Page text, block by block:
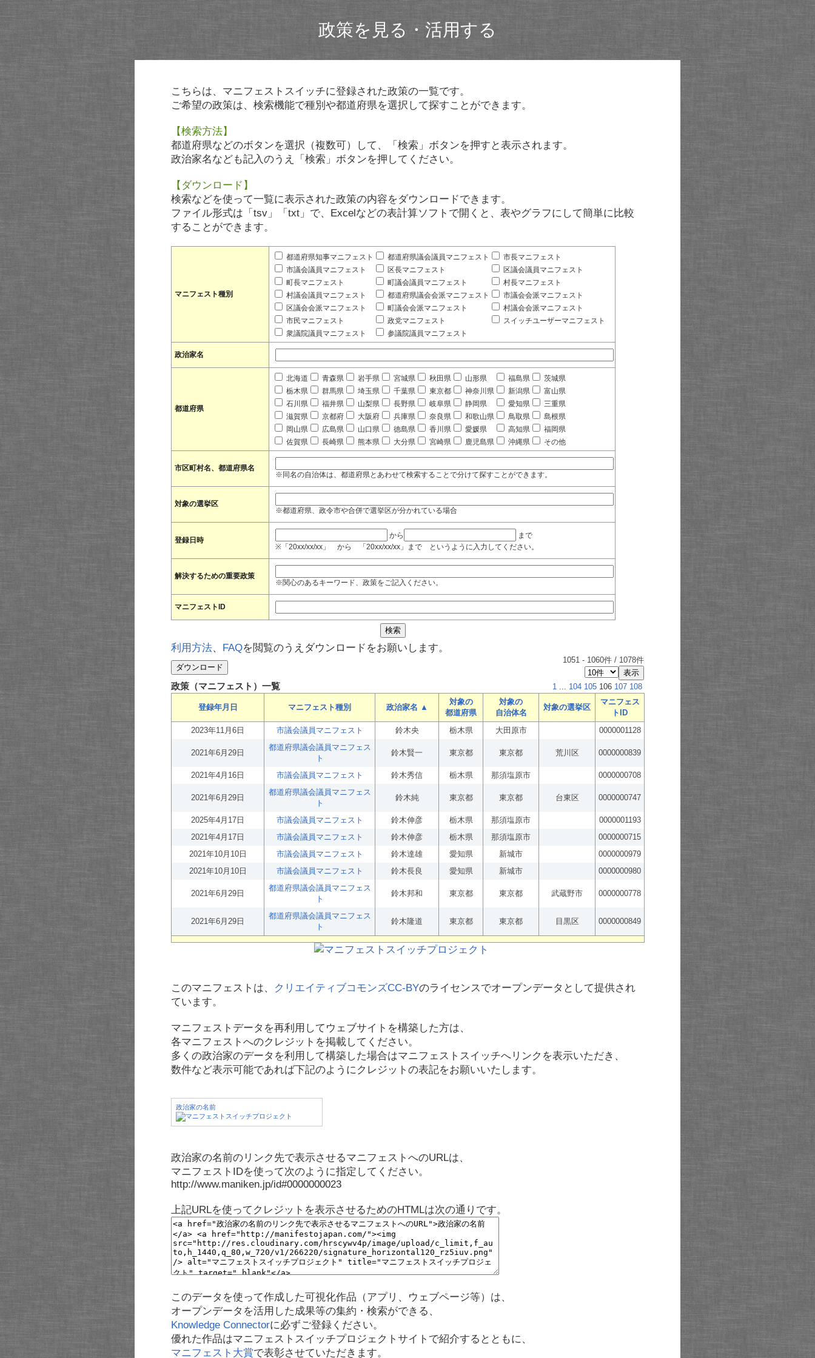
政策を見る・活用する
こちらは、マニフェストスイッチに登録された政策の一覧です。
ご希望の政策は、検索機能で種別や都道府県を選択して探すことができます。
【検索方法】
都道府県などのボタンを選択（複数可）して、「検索」ボタンを押すと表示されます。
政治家名なども記入のうえ「検索」ボタンを押してください。
【ダウンロード】
検索などを使って一覧に表示された政策の内容をダウンロードできます。
ファイル形式は「tsv」「txt」で、Excelなどの表計算ソフトで開くと、表やグラフにして簡単に比較
することができます。
マニフェスト種別
都道府県知事マニフェスト 都道府県議会議員マニフェスト
市長マニフェスト
市議会議員マニフェスト
区長マニフェスト
区議会議員マニフェスト
町長マニフェスト
町議会議員マニフェスト
村長マニフェスト
村議会議員マニフェスト
都道府県議会会派マニフェスト
市議会会派マニフェスト
区議会会派マニフェスト
町議会会派マニフェスト
村議会会派マニフェスト
市民マニフェスト
政党マニフェスト
スイッチユーザーマニフェスト
衆議院議員マニフェスト
参議院議員マニフェスト
政治家名
都道府県
北海道 青森県 岩手県 宮城県 秋田県 山形県 福島県
茨城県
栃木県
群馬県 埼玉県 千葉県 東京都 神奈川県 新潟県
富山県
石川県
福井県 山梨県 長野県 岐阜県 静岡県 愛知県
三重県
滋賀県
京都府 大阪府 兵庫県 奈良県 和歌山県 鳥取県
島根県
岡山県
広島県 山口県 徳島県 香川県 愛媛県 高知県
福岡県
佐賀県
長崎県 熊本県 大分県 宮崎県 鹿児島県 沖縄県 その他
市区町村名、都道府県名
※同名の自治体は、都道府県とあわせて検索することで分けて探すことができます。
対象の選挙区
※都道府県、政令市や合併で選挙区が分かれている場合
登録日時
から
まで
※「20xx/xx/xx」 から 「20xx/xx/xx」まで というように入力してください。
解決するための重要政策
※関心のあるキーワード、政策をご記入ください。
マニフェストID
利用方法、 FAQを閲覧のうえダウンロードをお願いします。
1051 - 1060件 / 1078件
政策（マニフェスト）一覧 1 ... 104 105 106 107 108
登録年月日 マニフェスト種別 政治家名 ▲
対象の
都道府県
対象の
自治体名
対象の選挙区
マニフェス
トID
2023年11月6日
市議会議員マニフェスト 鈴木央 栃木県 大田原市 0000001128
2021年6月29日
都道府県議会議員マニフェス
ト
鈴木賢一 東京都 東京都 荒川区 0000000839
2021年4月16日 市議会議員マニフェスト 鈴木秀信 栃木県 那須塩原市 0000000708
2021年6月29日
都道府県議会議員マニフェス
ト
鈴木純 東京都 東京都 台東区 0000000747
2025年4月17日 市議会議員マニフェスト 鈴木伸彦 栃木県 那須塩原市
0000001193
2021年4月17日
市議会議員マニフェスト 鈴木伸彦 栃木県 那須塩原市
0000000715
2021年10月10日
市議会議員マニフェスト 鈴木達雄 愛知県 新城市
0000000979
2021年10月10日
市議会議員マニフェスト 鈴木長良 愛知県 新城市 0000000980
2021年6月29日
都道府県議会議員マニフェス
ト
鈴木邦和 東京都 東京都 武蔵野市 0000000778
2021年6月29日
都道府県議会議員マニフェス
ト
鈴木隆道 東京都 東京都 目黒区 0000000849
このマニフェストは、 クリエイティブコモンズCC-BYのライセンスでオープンデータとして提供され
ています。
マニフェストデータを再利用してウェブサイトを構築した方は、
各マニフェストへのクレジットを掲載してください。
多くの政治家のデータを利用して構築した場合はマニフェストスイッチへリンクを表示いただき、
数件など表示可能であれば下記のようにクレジットの表記をお願いいたします。
政治家の名前
政治家の名前のリンク先で表示させるマニフェストへのURLは、
マニフェストIDを使って次のように指定してください。
http://www.maniken.jp/id#0000000023
上記URLを使ってクレジットを表示させるためのHTMLは次の通りです。
このデータを使って作成した可視化作品（アプリ、ウェブページ等）は、
オープンデータを活用した成果等の集約・検索ができる、
Knowledge Connectorに必ずご登録ください。
優れた作品はマニフェストスイッチプロジェクトサイトで紹介するとともに、
マニフェスト大賞で表彰させていただきます。